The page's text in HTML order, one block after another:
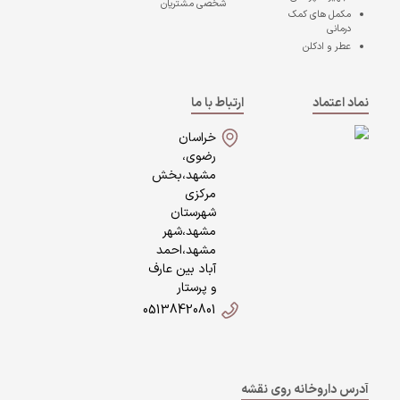
مکمل های کمک
درمانی
عطر و ادکلن
شخصی مشتریان
نماد اعتماد
ارتباط با ما
خراسان
رضوی،
مشهد،بخش
مرکزی
شهرستان
مشهد،شهر
مشهد،احمد
آباد بین عارف
و پرستار
05138420801
آدرس داروخانه روی نقشه